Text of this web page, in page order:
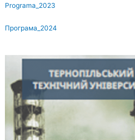
Programa_2023
Програма_2024